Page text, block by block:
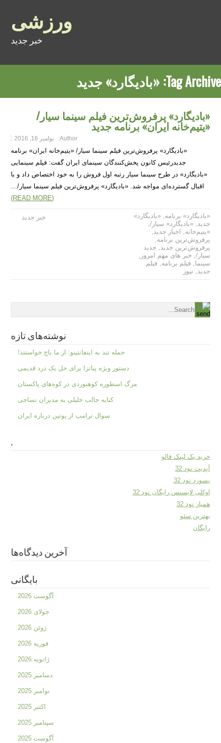
ورزشی
خبر جدید
Tag Archive: «بادیگارد» جدید
«بادیگارد» پرفروش‌ترین فیلم سینما سیار/
«یتیم‌خانه ایران» برنامه جدید
Author: نوامبر 16, 2016
«بادیگارد» پرفروش‌ترین فیلم سینما سیار/ «یتیم‌خانه ایران» برنامه
جدیدرئیس کانون پخش‌کنندگان سینمای ایران گفت: فیلم سینمایی
«بادیگارد» در طرح سینما سیار رتبه اول فروش را به خود اختصاص داد و با
اقبال گسترده‌ای مواجه شد. «بادیگارد» پرفروش‌ترین فیلم سینما سیار/…
(READ MORE)
خبر جدید «بادیگارد» برنامه,«بادیگارد»
جدید,«بادیگارد» سیار/,
«یتیم‌خانه, اخبار جدید,
پرفروش‌ترین برنامه,
پرفروش‌ترین جدید, جدید
سیار/, خبر های مهم امروز ,
سینما,فیلم برنامه,فیلم
جدید, نیوز
نوشته‌های تازه
حمله تند به اینفانتینو: از ما باج خواستند!
دستور ویژه پیاتزا برای حل یک درد قدیمی
مرگ اسطوره کوهنوردی در کوه‌های پاکستان
کنایه جالب خلیلی به مدیران نساجی
سوال ترامپ از پوتین درباره ایران
.
خرید بک لینک فالو
آپدیت نود 32
پسورد نود 32
اوکلی لایسنس رایگان نود 32
همیار نود 32
بهترین سئو
رایگان
آخرین دیدگاه‌ها
بایگانی
آگوست 2026
جولای 2026
ژوئن 2026
فوریه 2026
ژانویه 2026
دسامبر 2025
نوامبر 2025
اکتبر 2025
سپتامبر 2025
آگوست 2025